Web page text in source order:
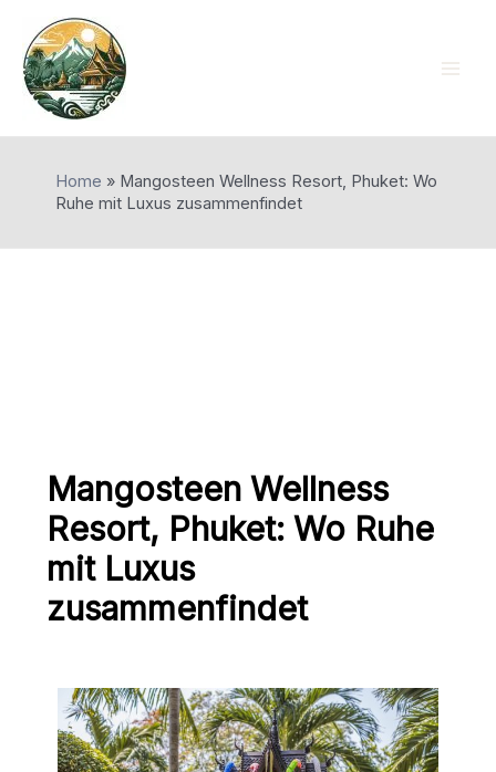
content
Home » Mangosteen Wellness Resort, Phuket: Wo
Ruhe mit Luxus zusammenfindet
Mangosteen Wellness
Resort, Phuket: Wo Ruhe
mit Luxus
zusammenfindet